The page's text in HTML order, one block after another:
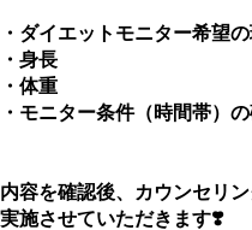
・ダイエットモニター希望
・身長
・体重
・ モニター条件（時間帯）
内容を確認後、カウンセリ
実施させていただきます❣️